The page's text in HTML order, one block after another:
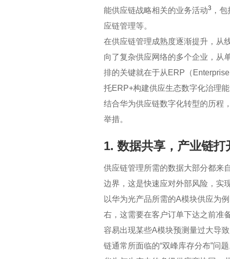
能供应链战略相关的业务活动3 ，
应链管理等。
在供应链管理成熟度逐渐提升，从
向了复杂供应网络的多个企业，从
排的关键就在于从ERP（
托ERP+构建供应生态数字化治理
结合华为供应链数字化转型的历程
举措。
1. 数据共享，产业链
供应链管理所需的数据大部分都来
边界，这是快速应对外部风险，实
以华为光产品所需的A模块供应为
右，这需要在客户订单下达之前准
容易出现某些A模块预测量过大导
链通常所面临的“双峰库存分布”问题